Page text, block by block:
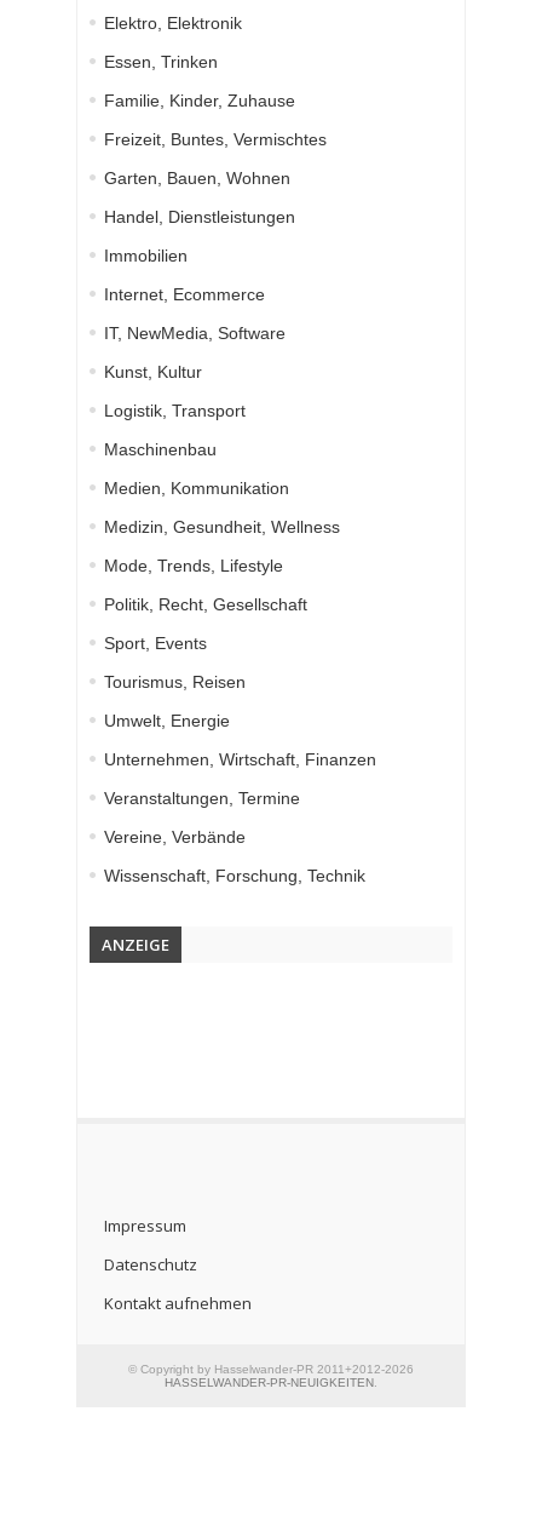
Elektro, Elektronik
Essen, Trinken
Familie, Kinder, Zuhause
Freizeit, Buntes, Vermischtes
Garten, Bauen, Wohnen
Handel, Dienstleistungen
Immobilien
Internet, Ecommerce
IT, NewMedia, Software
Kunst, Kultur
Logistik, Transport
Maschinenbau
Medien, Kommunikation
Medizin, Gesundheit, Wellness
Mode, Trends, Lifestyle
Politik, Recht, Gesellschaft
Sport, Events
Tourismus, Reisen
Umwelt, Energie
Unternehmen, Wirtschaft, Finanzen
Veranstaltungen, Termine
Vereine, Verbände
Wissenschaft, Forschung, Technik
ANZEIGE
Impressum
Datenschutz
Kontakt aufnehmen
© Copyright by Hasselwander-PR 2011+2012-2026
HASSELWANDER-PR-NEUIGKEITEN.